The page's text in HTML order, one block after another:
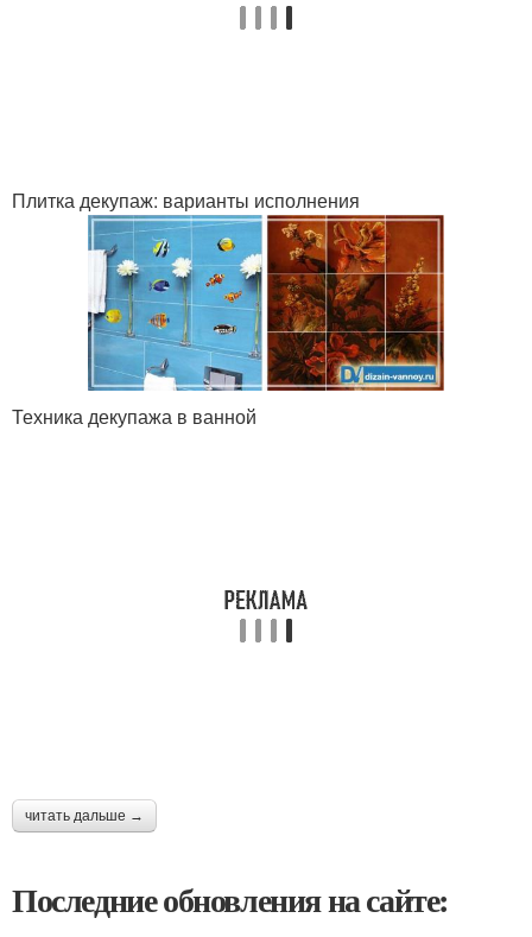
Плитка декупаж: варианты исполнения
Техника декупажа в ванной
читать дальше →
Последние обновления на сайте: